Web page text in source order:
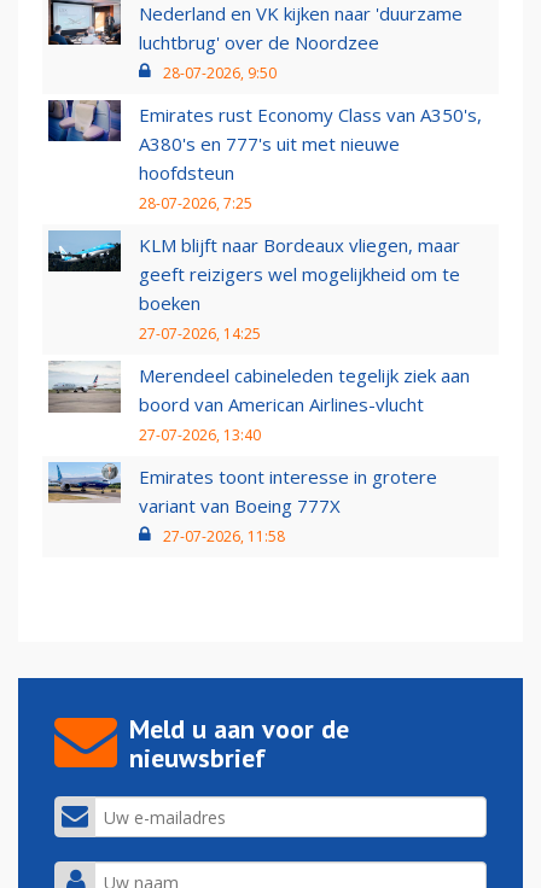
Nederland en VK kijken naar 'duurzame
luchtbrug' over de Noordzee
28-07-2026, 9:50
Emirates rust Economy Class van A350's,
A380's en 777's uit met nieuwe
hoofdsteun
28-07-2026, 7:25
KLM blijft naar Bordeaux vliegen, maar
geeft reizigers wel mogelijkheid om te
boeken
27-07-2026, 14:25
Merendeel cabineleden tegelijk ziek aan
boord van American Airlines-vlucht
27-07-2026, 13:40
Emirates toont interesse in grotere
variant van Boeing 777X
27-07-2026, 11:58
Meld u aan voor de
nieuwsbrief